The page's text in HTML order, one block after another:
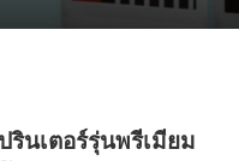
นเตอร์รุ่นพรีเมียม